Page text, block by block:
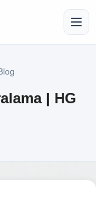
| HG